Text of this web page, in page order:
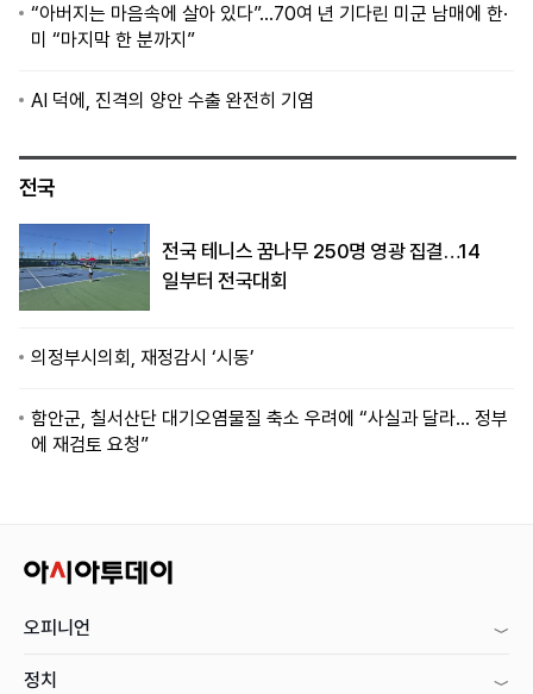
“아버지는 마음속에 살아 있다”…70여 년 기다린 미군 남매에 한·
미 “마지막 한 분까지”
AI 덕에, 진격의 양안 수출 완전히 기염
전국
전국 테니스 꿈나무 250명 영광 집결…14
일부터 전국대회
의정부시의회, 재정감시 ‘시동’
함안군, 칠서산단 대기오염물질 축소 우려에 “사실과 달라… 정부
에 재검토 요청”
오피니언
정치